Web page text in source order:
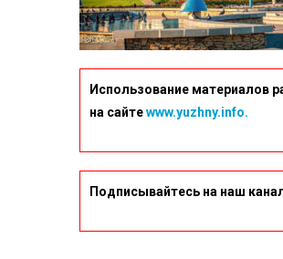
Использование материалов
на сайтеwww.yuzhny.info.
Подписывайтесь на наш